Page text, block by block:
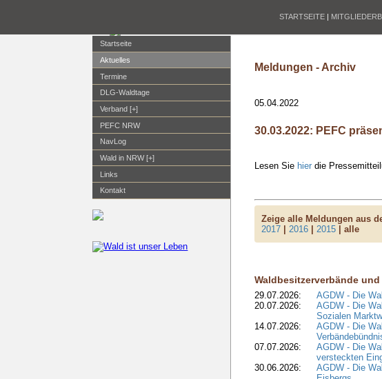
STARTSEITE |
Startseite
Aktuelles
Termine
DLG-Waldtage
Verband [+]
PEFC NRW
NavLog
Wald in NRW [+]
Links
Kontakt
Meldungen - Archiv
05.04.2022
30.03.2022: PEFC
Lesen Sie hierdie
Zeige alle Meldungen aus
2017| 2016| 2015| alle
Waldbesitzerverbände und
29.07.2026:
AGDW - Die
20.07.2026:
AGDW - Die
Sozialen
14.07.2026:
AGDW - Die
07.07.2026:
AGDW - Die
versteckten
30.06.2026:
AGDW - Die